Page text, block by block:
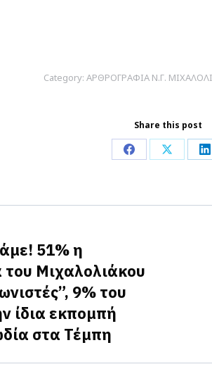
Category: ΑΡΘΡΟΓΡΑΦΙΑ Ν.Γ.
Share this post
Share Share
51% η
Μιχαλολιάκου
9% του
ίδια εκπομπή
στα Τέμπη